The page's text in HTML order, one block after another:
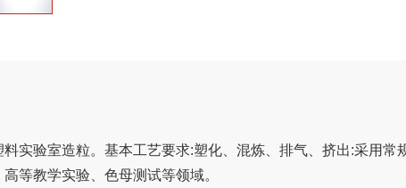
实验室造粒。基本工艺要求:塑化、混炼、排气、挤出:采用常
等教学实验、色母测试等领域。